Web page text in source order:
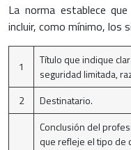
La norma establece
incluir, como mínimo, los
1
Título que indique
seguridad limitada,
2
Destinatario.
Conclusión del
que refleje el tipo de